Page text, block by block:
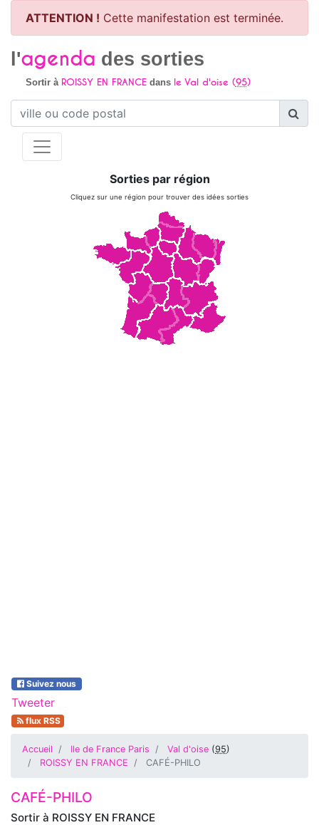
ATTENTION ! Cette manifestation est terminée.
l'agenda des sorties
Sortir à ROISSY EN FRANCEdans le Val d'oise (95)
Sorties par région
Cliquez sur une région pour trouver des idées sorties
Suivez nous
Tweeter
flux RSS
Accueil Ile de France Paris Val d'oise (95)
ROISSY EN FRANCE
CAFÉ-PHILO
Sortir à ROISSY EN FRANCE
CAFÉ-PHILO